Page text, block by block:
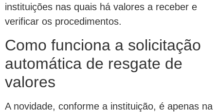
instituições nas quais há valores a receber e
verificar os procedimentos.
Como funciona a solicitação
automática de resgate de
valores
A novidade, conforme a instituição, é apenas na